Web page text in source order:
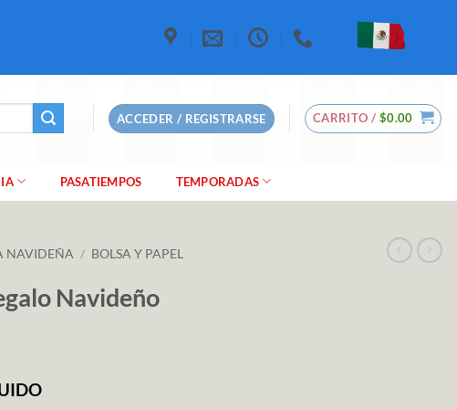
ACCEDER / REGISTRARSE CARRITO / $0.00
PASATIEMPOS TEMPORADAS
NAVIDEÑA / BOLSA Y PAPEL
Navideño